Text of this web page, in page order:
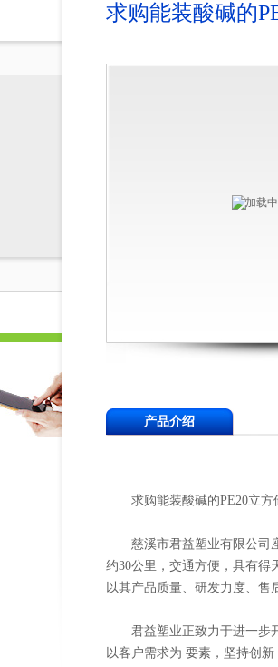
求购能装酸碱的
产品介绍
求购能装酸碱的PE20立方
慈溪市君益塑业有限公司座
约30公里，交通方便，具有得
以其产品质量、研发力度、售
君益塑业正致力于进一步开
以客户需求为 要素，坚持创